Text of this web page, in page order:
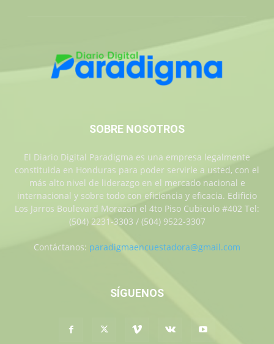
SOBRE NOSOTROS
El Diario Digital Paradigma es una empresa legalmente
constituida en Honduras para poder servirle a usted, con el
más alto nivel de liderazgo en el mercado nacional e
internacional y sobre todo con eficiencia y eficacia. Edificio
Los Jarros Boulevard Morazan el 4to Piso Cubiculo #402 Tel:
(504) 2231-3303 / (504) 9522-3307
Contáctanos: paradigmaencuestadora@gmail.com
SÍGUENOS